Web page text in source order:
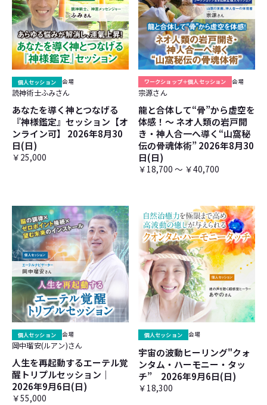
個人セッション 会場
読神術士ふみさん
あなたを導く神とつなげる
『神様鑑定』セッション【オ
ンライン可】 2026年8月30
日(日)
￥25,000
ワークショップ＋個人セッション 会場
宗源さん
龍と合体して“骨”から虚空を
体感！～ ネオ人類の岩戸開
き・神人合一へ導く“山窩秘
伝の骨魂体術” 2026年8月30
日(日)
￥18,700 ～ ￥40,700
個人セッション 会場
岡中瑠安(ルアン)さん
人生を再起動するエーテル覚
醒トリプルセッション｜
2026年9月6日(日)
￥55,000
個人セッション 会場
宇宙の波動ヒーリング"クォ
ンタム・ハーモニー・タッ
チ” 2026年9月6日(日)
￥18,300